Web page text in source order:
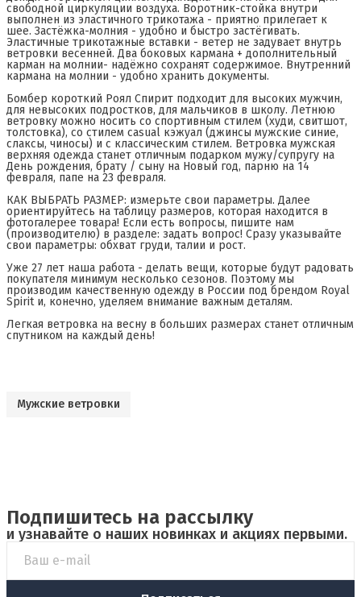
свободной циркуляции воздуха. Воротник-стойка внутри
выполнен из эластичного трикотажа - приятно прилегает к
шее. Застёжка-молния - удобно и быстро застёгивать.
Эластичные трикотажные вставки - ветер не задувает внутрь
ветровки весенней. Два боковых кармана + дополнительный
карман на молнии- надёжно сохранят содержимое. Внутренний
кармана на молнии - удобно хранить документы.
Бомбер короткий Роял Спирит подходит для высоких мужчин,
для невысоких подростков, для мальчиков в школу. Летнюю
ветровку можно носить со спортивным стилем (худи, свитшот,
толстовка), со стилем casual кэжуал (джинсы мужские синие,
слаксы, чиносы) и с классическим стилем. Ветровка мужская
верхняя одежда станет отличным подарком мужу/супругу на
День рождения, брату / сыну на Новый год, парню на 14
февраля, папе на 23 февраля.
КАК ВЫБРАТЬ РАЗМЕР: измерьте свои параметры. Далее
ориентируйтесь на таблицу размеров, которая находится в
фотогалерее товара! Если есть вопросы, пишите нам
(производителю) в разделе: задать вопрос! Сразу указывайте
свои параметры: обхват груди, талии и рост.
Уже 27 лет наша работа - делать вещи, которые будут радовать
покупателя минимум несколько сезонов. Поэтому мы
производим качественную одежду в России под брендом Royal
Spirit и, конечно, уделяем внимание важным деталям.
Легкая ветровка на весну в больших размерах станет отличным
спутником на каждый день!
Мужские ветровки
Подпишитесь на рассылку
и узнавайте о наших новинках и акциях первыми.